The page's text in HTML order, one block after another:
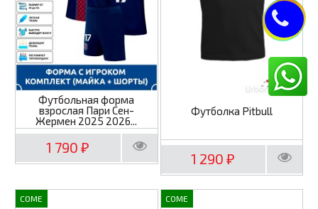
Футбольная форма
взрослая Пари Сен-
Жермен 2025 2026...
1 790₽
Футболка Pitbull
1 290₽
COME COME